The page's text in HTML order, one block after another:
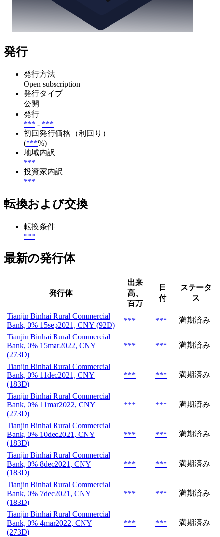
発行
発行方法
Open subscription
発行タイプ
公開
発行
*** - ***
初回発行価格（利回り）
(***%)
地域内訳
***
投資家内訳
***
転換および交換
転換条件
***
最新の発行体
発行体
出来
高、
百万
日
付
ステータ
ス
Tianjin Binhai Rural Commercial
Bank, 0% 15sep2021, CNY (92D)
*** ***
満期済み
Tianjin Binhai Rural Commercial
Bank, 0% 15mar2022, CNY
(273D)
*** *** 満期済み
Tianjin Binhai Rural Commercial
Bank, 0% 11dec2021, CNY
(183D)
*** *** 満期済み
Tianjin Binhai Rural Commercial
Bank, 0% 11mar2022, CNY
(273D)
*** *** 満期済み
Tianjin Binhai Rural Commercial
Bank, 0% 10dec2021, CNY
(183D)
*** *** 満期済み
Tianjin Binhai Rural Commercial
Bank, 0% 8dec2021, CNY
(183D)
*** *** 満期済み
Tianjin Binhai Rural Commercial
Bank, 0% 7dec2021, CNY
(183D)
*** *** 満期済み
Tianjin Binhai Rural Commercial
Bank, 0% 4mar2022, CNY
(273D)
*** *** 満期済み